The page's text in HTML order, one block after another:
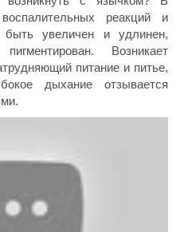
реакций и
увеличен и удлинен,
Возникает
питание и питье,
дыхание отзывается